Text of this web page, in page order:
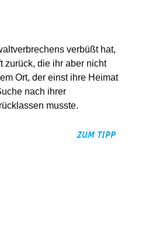
verbüßt hat,
zurück, die ihr aber nicht
Ort, der einst ihre Heimat
nach ihrer
musste.
ZUM TIPP